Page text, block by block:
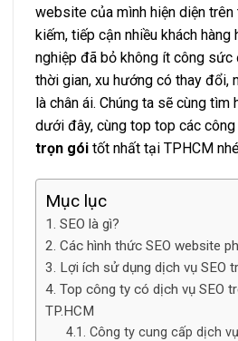
website của mình hiện diện
kiếm, tiếp cận nhiều khách hàng
nghiệp đã bỏ không ít công sức
thời gian, xu hướng có thay đổi,
là chân ái. Chúng ta sẽ cùng tìm
dưới đây, cùng top top các
trọn gói tốt nhất tại TPHCM
Mục lục
SEO là gì?
Các hình thức SEO website
Lợi ích sử dụng dịch vụ SEO
Top công ty có dịch vụ SEO
TP.HCM
Công ty cung cấp dịch